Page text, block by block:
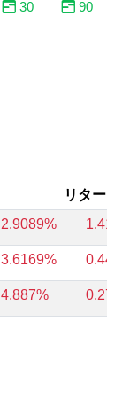
30 90
リターン
2.9089%
3.6169%
4.887%